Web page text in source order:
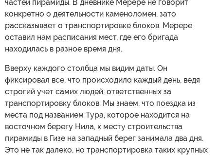
частей пирамиды. В дневнике Мерере не говорит
конкретно о деятельности каменоломен, зато
рассказывает о транспортировке блоков. Мерере
оставил нам расписания мест, где его бригада
находилась в разное время дня.
Вверху каждого столбца мы видим даты. Он
фиксировал все, что происходило каждый день, ведя
строгий учет самих людей, ответственных за
транспортировку блоков. Мы знаем, что поездка из
места под названием Тура, которое находится на
восточном берегу Нила, к месту строительства
пирамиды в Гизе на западный берег занимала два дня.
Это не так далеко, но транспортировка таких крупных